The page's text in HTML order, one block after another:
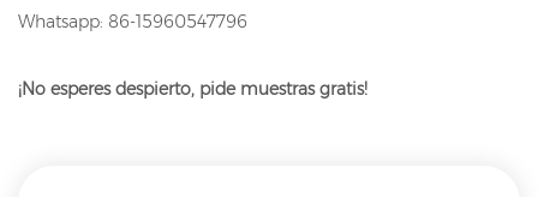
Whatsapp: 86-15960547796
¡No esperes despierto, pide muestras gratis!